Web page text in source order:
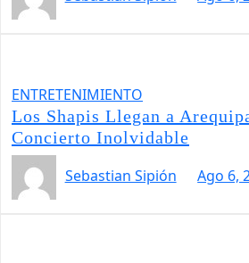
ENTRETENIMIENTO
Los Shapis Llegan a
Concierto Inolvidable
Sebastian Sipión
Ago 6,